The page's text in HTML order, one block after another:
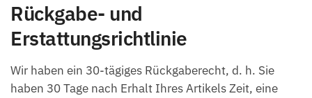
Rückgabe- und
Erstattungsrichtlinie
Wir haben ein 30-tägiges Rückgaberecht, d. h. Sie
haben 30 Tage nach Erhalt Ihres Artikels Zeit, eine